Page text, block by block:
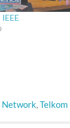
Network,Telkom